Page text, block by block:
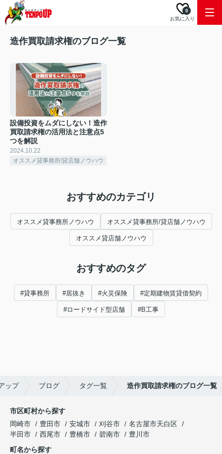
お気に入り
0
造作買取請求権のブログ一覧
設備投資をムダにしない！造作
買取請求権の活用法と注意点5
つを解説
2024.10.22
オススメ貸事務所/貸店舗ノウハウ
おすすめのカテゴリ
オススメ貸事務所ノウハウ オススメ貸事務所/貸店舗ノウハウ
オススメ貸店舗ノウハウ
おすすめのタグ
#貸事務所 #居抜き #火災保険 #定期建物賃貸借契約
#ロードサイド型店舗 #B工事
ップ ブログ タグ一覧 造作買取請求権のブログ一覧
市区町村から探す
岡崎市
豊田市 安城市 刈谷市
名古屋市天白区
半田市
西尾市 豊橋市 碧南市
豊川市
町名から探す